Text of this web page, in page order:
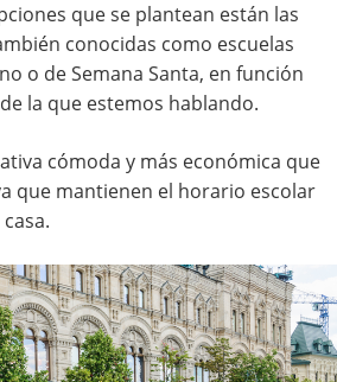
que se plantean están las
conocidas como escuelas
o de Semana Santa, en función
la que estemos hablando.
cómoda y más económica que
que mantienen el horario escolar